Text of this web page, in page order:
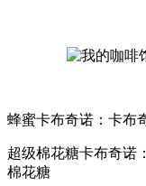
蜂蜜卡布奇诺：卡布
超级棉花糖卡布奇诺
棉花糖